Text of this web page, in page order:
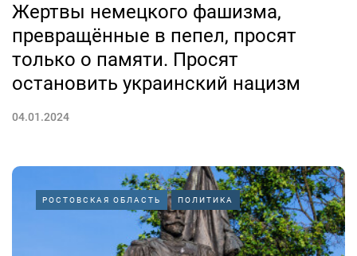
Жертвы немецкого фашизма,
превращённые в пепел, просят
только о памяти. Просят
остановить украинский нацизм
04.01.2024
РОСТОВСКАЯ ОБЛАСТЬ ПОЛИТИКА